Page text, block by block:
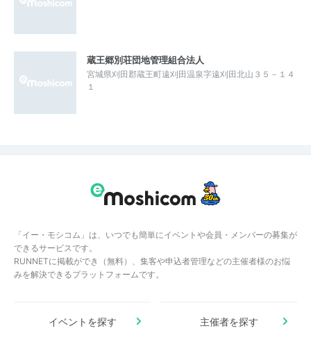
蔵王郷別荘団地管理組合法人
宮城県刈田郡蔵王町遠刈田温泉字遠刈田北山３５－１４
１
「イー・モシコム」は、いつでも簡単にイベントや会員・メンバーの募集が
できるサービスです。
RUNNETに掲載ができ（無料）、集客や申込者管理などの主催者様のお悩
みを解決できるプラットフォームです。
イベントを探す 主催者を探す